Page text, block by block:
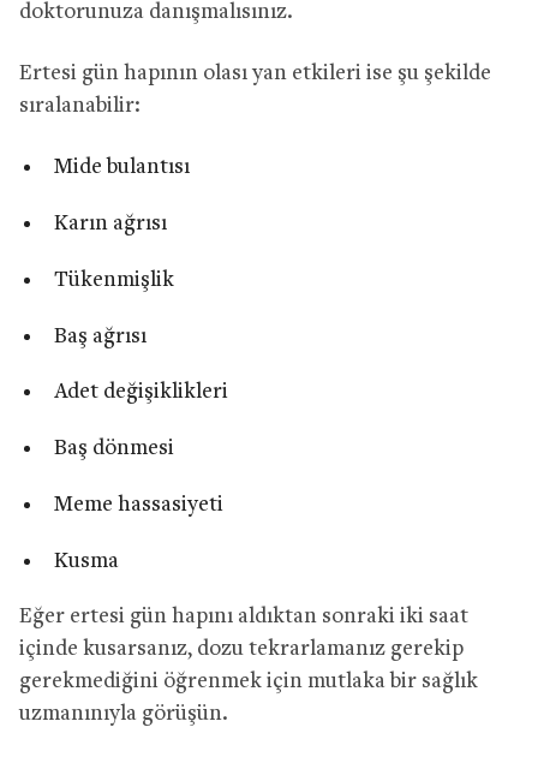
doktorunuza danışmalısınız.
Ertesi gün hapının olası yan etkileri ise şu şekilde
sıralanabilir:
Mide bulantısı
Karın ağrısı
Tükenmişlik
Baş ağrısı
Adet değişiklikleri
Baş dönmesi
Meme hassasiyeti
Kusma
Eğer ertesi gün hapını aldıktan sonraki iki saat
içinde kusarsanız, dozu tekrarlamanız gerekip
gerekmediğini öğrenmek için mutlaka bir sağlık
uzmanınıyla görüşün.